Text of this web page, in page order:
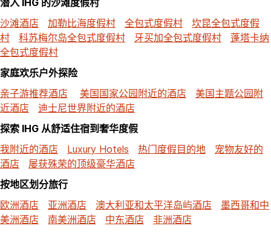
沙滩酒店
加勒比海度假村 全包式度假村
坎昆全包式度假
村
科苏梅尔岛全包式度假村 牙买加全包式度假村
蓬塔卡纳
全包式度假村
家庭欢乐户外探险
亲子游推荐酒店
美国国家公园附近的酒店
美国主题公园附
近酒店
迪士尼世界附近的酒店
探索 IHG 从舒适住宿到奢华度假
我附近的酒店
Luxury Hotels 热门度假目的地
宠物友好的
酒店
屡获殊荣的顶级豪华酒店
按地区划分旅行
欧洲酒店
亚洲酒店 澳大利亚和太平洋岛屿酒店
墨西哥和中
美洲酒店
南美洲酒店 中东酒店 非洲酒店